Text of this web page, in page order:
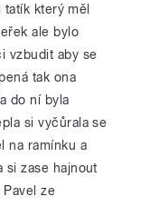
tatík který měl
ale bylo
vzbudit aby se
tak ona
do ní byla
si vyčůrala se
na ramínku a
si zase hajnout
ze